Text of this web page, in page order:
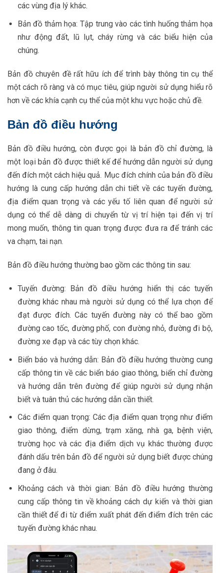
các vùng địa lý khác.
Bản đồ thảm họa: Tập trung vào các tình huống thảm họa
như động đất, lũ lụt, cháy rừng và các biểu hiện của
chúng.
Bản đồ chuyên đề rất hữu ích để trình bày thông tin cụ thể
một cách rõ ràng và có mục tiêu, giúp người sử dụng hiểu rõ
hơn về các khía cạnh cụ thể của một khu vực hoặc chủ đề.
Bản đồ điều hướng
Bản đồ điều hướng, còn được gọi là bản đồ chỉ đường, là
một loại bản đồ được thiết kế để hướng dẫn người sử dụng
đến đích một cách hiệu quả. Mục đích chính của bản đồ điều
hướng là cung cấp hướng dẫn chi tiết về các tuyến đường,
địa điểm quan trọng và các yếu tố liên quan để người sử
dụng có thể dễ dàng di chuyển từ vị trí hiện tại đến vị trí
mong muốn, thông tin quan trọng được đưa ra để tránh các
va chạm, tai nạn.
Bản đồ điều hướng thường bao gồm các thông tin sau:
Tuyến đường: Bản đồ điều hướng hiển thị các tuyến
đường khác nhau mà người sử dụng có thể lựa chọn để
đạt được đích. Các tuyến đường này có thể bao gồm
đường cao tốc, đường phố, con đường nhỏ, đường đi bộ,
đường xe đạp và các tùy chọn khác.
Biển báo và hướng dẫn: Bản đồ điều hướng thường cung
cấp thông tin về các biển báo giao thông, biển chỉ đường
và hướng dẫn trên đường để giúp người sử dụng nhận
biết và tuân thủ các hướng dẫn cần thiết.
Các điểm quan trọng: Các địa điểm quan trọng như điểm
giao thông, điểm dừng, trạm xăng, nhà ga, bệnh viện,
trường học và các địa điểm dịch vụ khác thường được
đánh dấu trên bản đồ để người sử dụng biết được chúng
đang ở đâu.
Khoảng cách và thời gian: Bản đồ điều hướng thường
cung cấp thông tin về khoảng cách dự kiến và thời gian
cần thiết để đi từ điểm xuất phát đến điểm đích trên các
tuyến đường khác nhau.